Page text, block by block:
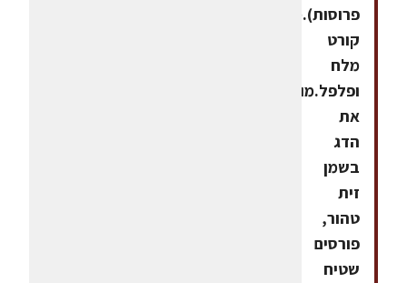
פרוסות).מפזרים
קורט
מלח
ופלפל.מושחים
את
הדג
בשמן
זית
טהור,
פורסים
שטיח